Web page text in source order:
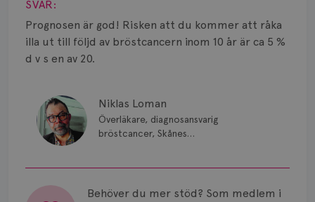
SVAR:
Prognosen är god! Risken att du kommer att råka
illa ut till följd av bröstcancern inom 10 år är ca 5 %
d v s en av 20.
Niklas Loman
Överläkare, diagnosansvarig
bröstcancer, Skånes
Behöver du mer stöd? Som medlem i
Spridd bröstcancer
Strålning